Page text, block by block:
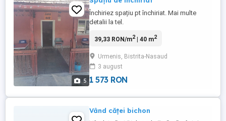
5
Închiriez spațiu pt închiriat. Mai multe
detalii la tel.
39,33 RON/m2| 40 m2
Urmenis, Bistrita-Nasaud
3 august
1 573 RON
Vând căței bichon